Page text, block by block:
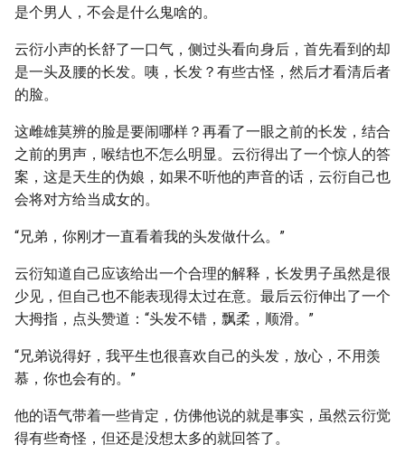
是个男人，不会是什么鬼啥的。
云衍小声的长舒了一口气，侧过头看向身后，首先看到的却
是一头及腰的长发。咦，长发？有些古怪，然后才看清后者
的脸。
这雌雄莫辨的脸是要闹哪样？再看了一眼之前的长发，结合
之前的男声，喉结也不怎么明显。云衍得出了一个惊人的答
案，这是天生的伪娘，如果不听他的声音的话，云衍自己也
会将对方给当成女的。
“兄弟，你刚才一直看着我的头发做什么。”
云衍知道自己应该给出一个合理的解释，长发男子虽然是很
少见，但自己也不能表现得太过在意。最后云衍伸出了一个
大拇指，点头赞道：“头发不错，飘柔，顺滑。”
“兄弟说得好，我平生也很喜欢自己的头发，放心，不用羡
慕，你也会有的。”
他的语气带着一些肯定，仿佛他说的就是事实，虽然云衍觉
得有些奇怪，但还是没想太多的就回答了。